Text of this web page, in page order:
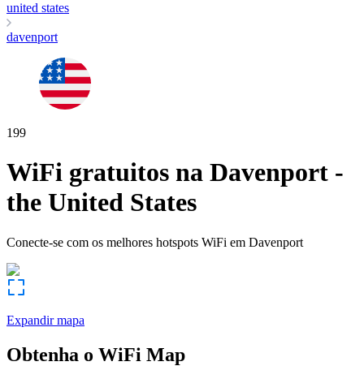
united states
davenport
199
WiFi gratuitos na Davenport -
the United States
Conecte-se com os melhores hotspots WiFi em Davenport
Expandir mapa
Obtenha o WiFi Map